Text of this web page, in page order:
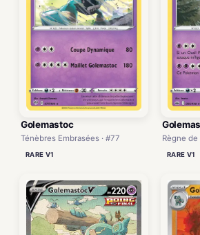
Golemastoc
Ténèbres Embrasées · #77
RARE V1
Règne de
RARE V1